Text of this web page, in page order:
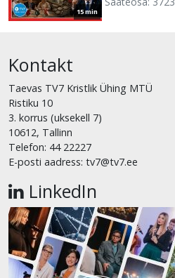
15 min
Kontakt
Taevas TV7 Kristlik Ühing MTÜ
Ristiku 10
3. korrus (uksekell 7)
10612, Tallinn
Telefon: 44 22227
E-posti aadress: tv7@tv7.ee
LinkedIn